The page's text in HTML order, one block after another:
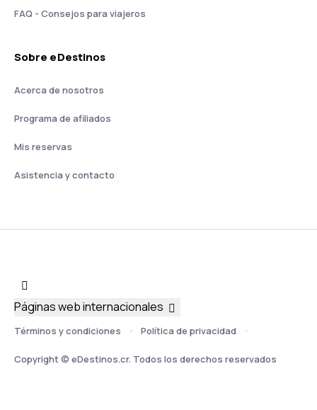
FAQ - Consejos para viajeros
Sobre eDestinos
Acerca de nosotros
Programa de afiliados
Mis reservas
Asistencia y contacto
Términos y condiciones Política de privacidad
Copyright © eDestinos.cr. Todos los derechos reservados
Páginas web internacionales